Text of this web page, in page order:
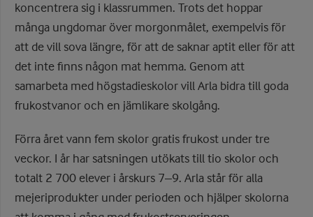
koncentrera sig i klassrummen. Trots det hoppar
många ungdomar över morgonmålet, exempelvis för
att de vill sova längre, för att de saknar aptit eller för att
det inte finns någon mat hemma. Genom att
samarbeta med högstadieskolor vill Arla bidra till goda
frukostvanor och en jämlikare skolgång.
Förra året vann fem skolor gratis frukost under tre
veckor. I år har satsningen utökats till tio skolor och
totalt 2 700 elever i årskurs 7–9. Arla står för alla
mejeriprodukter under perioden och hjälper skolorna